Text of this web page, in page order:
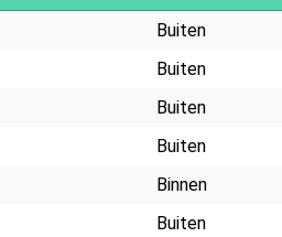
Buiten
Buiten
Buiten
Buiten
Binnen
Buiten